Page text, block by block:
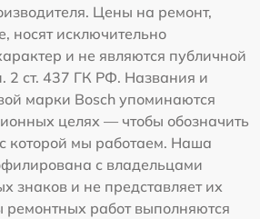
Цены на ремонт,
носят исключительно
и не являются публичной
2 ст. 437 ГК РФ. Названия и
марки Bosch упоминаются
целях — чтобы обозначить
которой мы работаем. Наша
с владельцами
знаков и не представляет их
ремонтных работ выполняются